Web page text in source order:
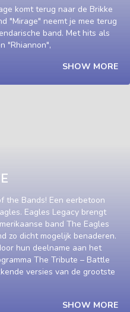
komt terug naar de Brikke
"Mirage" neemt je mee terug
band. Met hits als
"Rhiannon",
SHOW MORE
the Bands! Een eerbetoon
Eagles Legacy brengt
band The Eagles
zo dicht mogelijk benaderen.
hun deelname aan het
The Tribute – Battle
versies van de grootste
SHOW MORE